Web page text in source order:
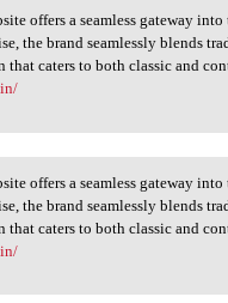
offers a seamless gateway
the brand seamlessly blends
caters to both classic and
offers a seamless gateway
the brand seamlessly blends
caters to both classic and